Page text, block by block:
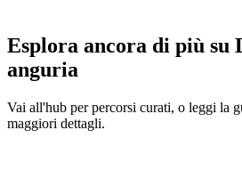
Esplora ancora di più su
anguria
Vai all'hub per percorsi curati, o leggi la
maggiori dettagli.